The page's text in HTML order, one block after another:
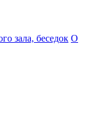
зала, беседок О